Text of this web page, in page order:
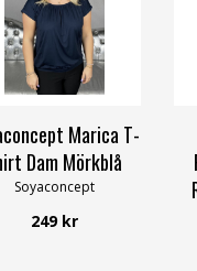
Marica T-
Dam Mörkblå
Soyaconcept
249 kr